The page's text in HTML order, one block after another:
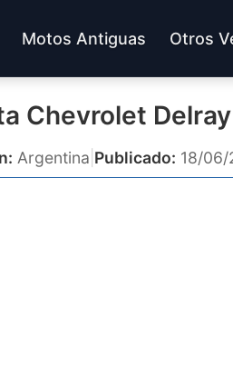
Motos Antiguas Otros
Chevrolet
Argentina Publicado: 18/